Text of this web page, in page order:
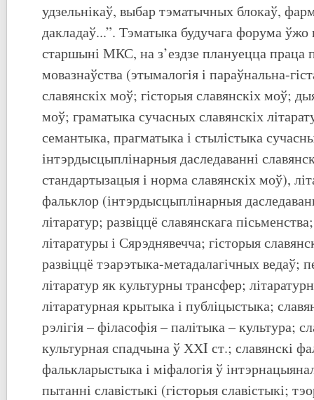
удзельнікаў, выбар тэматычных блокаў,
дакладаў...”. Тэматыка будучага форума ўжо
старшыні МКС, на з’ездзе плануецца праца
мовазнаўства (этымалогія і параўнальна-
славянскіх моў; гісторыя славянскіх моў;
моў; граматыка сучасных славянскіх
семантыка, прагматыка і стылістыка
інтэрдысцыплінарныя даследаванні
стандартызацыя і норма славянскіх моў),
фальклор (інтэрдысцыплінарныя
літаратур; развіццё славянскага
літаратуры і Сярэднявечча; гісторыя
развіццё тэарэтыка-метадалагічных ведаў;
літаратур як культурны трансфер;
літаратурная крытыка і публіцыстыка;
рэлігія – філасофія – палітыка – культура;
культурная спадчына ў ХХI ст.; славянскі
фалькларыстыка і міфалогія ў
пытанні славістыкі (гісторыя славістыкі;